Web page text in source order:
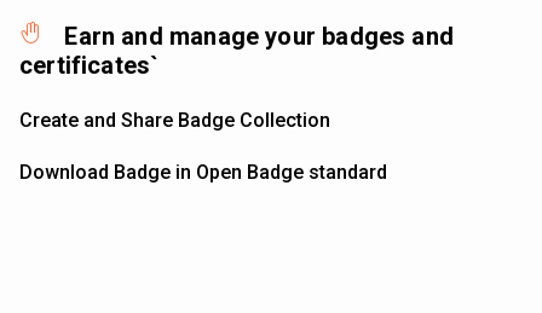
Earn and manage your badges and
certificates`
Create and Share Badge Collection
Download Badge in Open Badge standard